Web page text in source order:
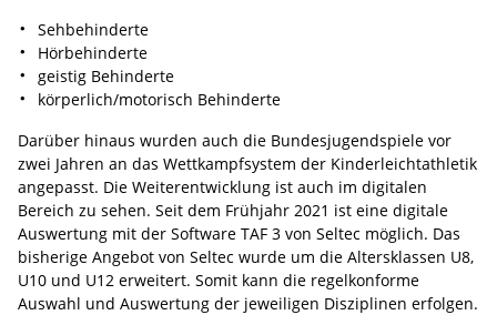
Sehbehinderte
Hörbehinderte
geistig Behinderte
körperlich/motorisch Behinderte
Darüber hinaus wurden auch die Bundesjugendspiele vor
zwei Jahren an das Wettkampfsystem der Kinderleichtathletik
angepasst. Die Weiterentwicklung ist auch im digitalen
Bereich zu sehen. Seit dem Frühjahr 2021 ist eine digitale
Auswertung mit der Software TAF 3 von Seltec möglich. Das
bisherige Angebot von Seltec wurde um die Altersklassen U8,
U10 und U12 erweitert. Somit kann die regelkonforme
Auswahl und Auswertung der jeweiligen Disziplinen erfolgen.